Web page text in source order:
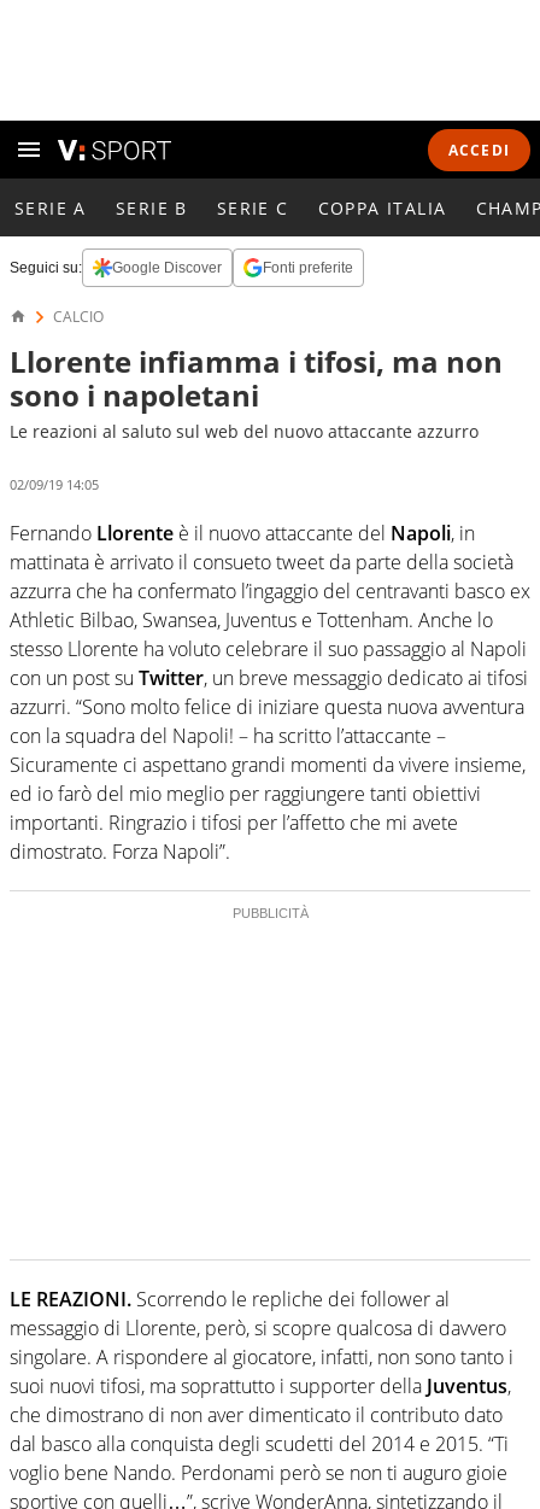
ACCEDI
SERIE A SERIE B SERIE C COPPA ITALIA
Seguici su: Google Discover Fonti preferite
CALCIO
Llorente infiamma i tifosi, ma non
sono i napoletani
Le reazioni al saluto sul web del nuovo attaccante azzurro
02/09/19 14:05
Fernando Llorente è il nuovo attaccante del Napoli, in
mattinata è arrivato il consueto tweet da parte della società
azzurra che ha confermato l’ingaggio del centravanti basco ex
Athletic Bilbao, Swansea, Juventus e Tottenham. Anche lo
stesso Llorente ha voluto celebrare il suo passaggio al Napoli
con un post su Twitter, un breve messaggio dedicato ai tifosi
azzurri. “Sono molto felice di iniziare questa nuova avventura
con la squadra del Napoli! – ha scritto l’attaccante –
Sicuramente ci aspettano grandi momenti da vivere insieme,
ed io farò del mio meglio per raggiungere tanti obiettivi
importanti. Ringrazio i tifosi per l’affetto che mi avete
dimostrato. Forza Napoli”.
LE REAZIONI. Scorrendo le repliche dei follower al
messaggio di Llorente, però, si scopre qualcosa di davvero
singolare. A rispondere al giocatore, infatti, non sono tanto i
suoi nuovi tifosi, ma soprattutto i supporter della Juventus,
che dimostrano di non aver dimenticato il contributo dato
dal basco alla conquista degli scudetti del 2014 e 2015. “Ti
voglio bene Nando. Perdonami però se non ti auguro gioie
sportive con quelli…”, scrive WonderAnna, sintetizzando il